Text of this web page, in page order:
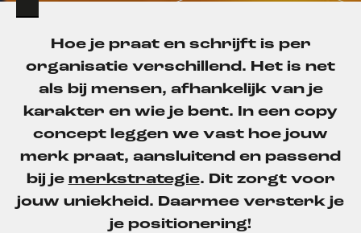
Hoe je praat en schrijft is per
organisatie verschillend. Het is net
als bij mensen, afhankelijk van je
karakter en wie je bent. In een copy
concept leggen we vast hoe jouw
merk praat, aansluitend en passend
bij je merkstrategie. Dit zorgt voor
jouw uniekheid. Daarmee versterk je
je positionering!